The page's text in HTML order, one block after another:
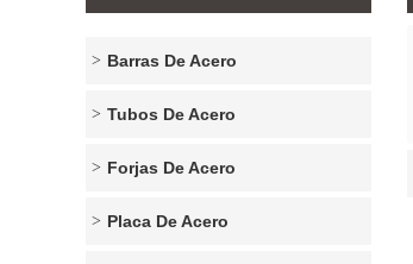
Barras De Acero
Tubos De Acero
Forjas De Acero
Placa De Acero